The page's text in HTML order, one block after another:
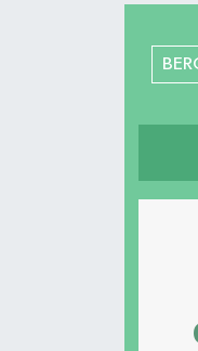
İzmir Namaz
İzmir Trafik
Süper Lig Puan
Son Dakika